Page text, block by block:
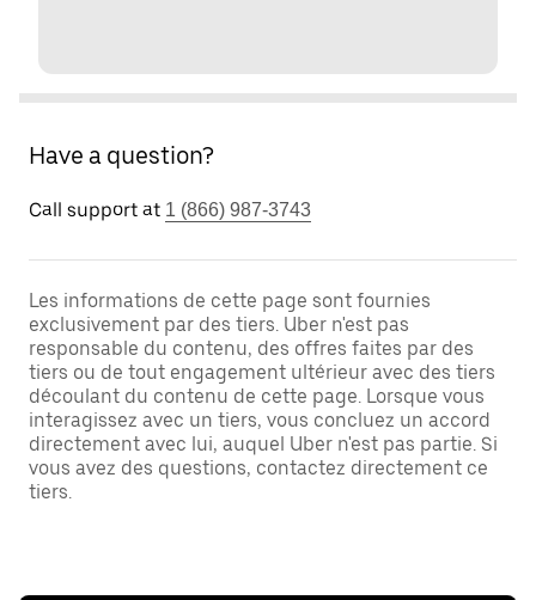
Have a question?
Call support at 1 (866) 987-3743
Les informations de cette page sont fournies
exclusivement par des tiers. Uber n'est pas
responsable du contenu, des offres faites par des
tiers ou de tout engagement ultérieur avec des tiers
découlant du contenu de cette page. Lorsque vous
interagissez avec un tiers, vous concluez un accord
directement avec lui, auquel Uber n'est pas partie. Si
vous avez des questions, contactez directement ce
tiers.